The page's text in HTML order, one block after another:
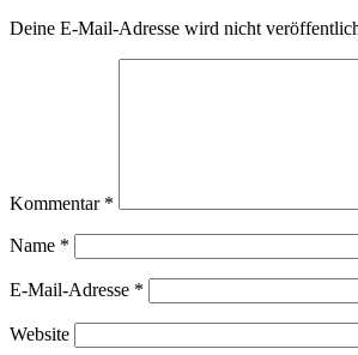
Deine E-Mail-Adresse wird nicht
Kommentar *
Name *
E-Mail-Adresse *
Website